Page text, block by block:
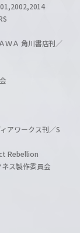
ＷＡ 角川書店刊／
アワークス刊／S
Rebellion
ス製作委員会